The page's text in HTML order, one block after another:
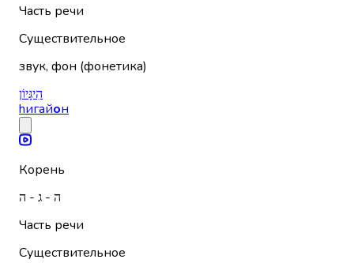
Часть речи
Существительное
звук, фон (фонетика)
הִיגָּיוֹן
hигайон
Корень
ה - ג - ה
Часть речи
Существительное